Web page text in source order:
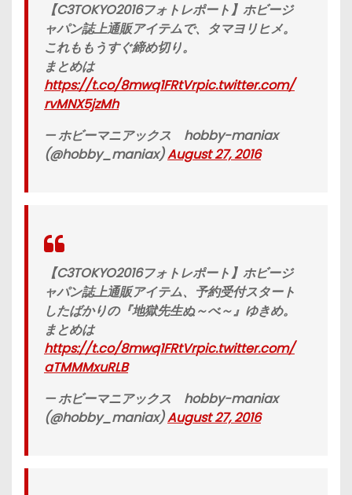
【C3TOKYO2016フォトレポート】ホビージ
ャパン誌上通販アイテムで、タマヨリヒメ。
これももうすぐ締め切り。
まとめは
https://t.co/8mwq1FRtVrpic.twitter.com/
rvMNX5jzMh
— ホビーマニアックス hobby-maniax
(@hobby_maniax)August 27, 2016
【C3TOKYO2016フォトレポート】ホビージ
ャパン誌上通販アイテム、予約受付スタート
したばかりの『地獄先生ぬ～べ～』ゆきめ。
まとめは
https://t.co/8mwq1FRtVrpic.twitter.com/
aTMMMxuRLB
— ホビーマニアックス hobby-maniax
(@hobby_maniax)August 27, 2016